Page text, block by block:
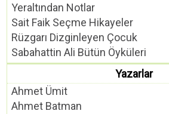
Yeraltından Notlar
Sait Faik Seçme Hikayeler
Rüzgarı Dizginleyen Çocuk
Sabahattin Ali Bütün Öyküleri
Yazarlar
Ahmet Ümit
Ahmet Batman